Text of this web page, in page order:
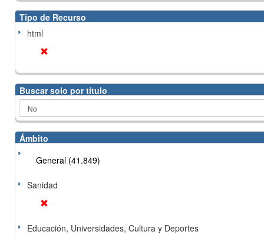
Tipo de Recurso
html
Buscar solo por título
Ámbito
General (41.849)
Sanidad
Educación, Universidades, Cultura y Deportes